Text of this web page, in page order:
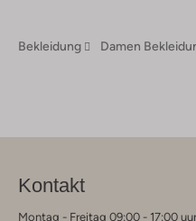
Bekleidung Damen
Kontakt
Montag - Freitag 09:00 - 17:00 uur